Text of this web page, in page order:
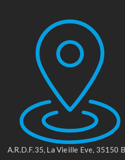
A.R.D.F.35, La Vieille Eve, 35150